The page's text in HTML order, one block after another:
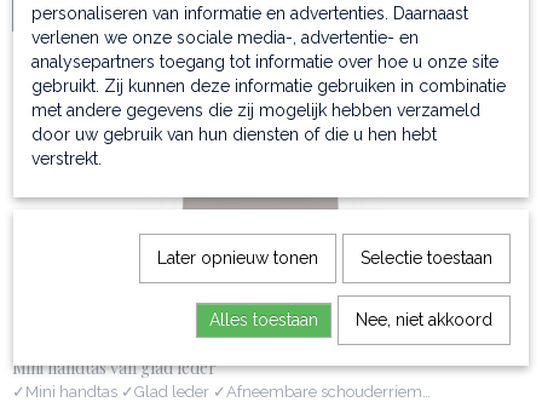
IN WINKELWAGEN
Mini handtas van glad leder
✓Mini handtas ✓Glad leder ✓Afneembare schouderriem…
personaliseren van informatie en advertenties. Daarnaast
verlenen we onze sociale media-, advertentie- en
analysepartners toegang tot informatie over hoe u onze site
gebruikt. Zij kunnen deze informatie gebruiken in combinatie
met andere gegevens die zij mogelijk hebben verzameld
door uw gebruik van hun diensten of die u hen hebt
verstrekt.
Later opnieuw tonen Selectie toestaan
Alles toestaan Nee, niet akkoord